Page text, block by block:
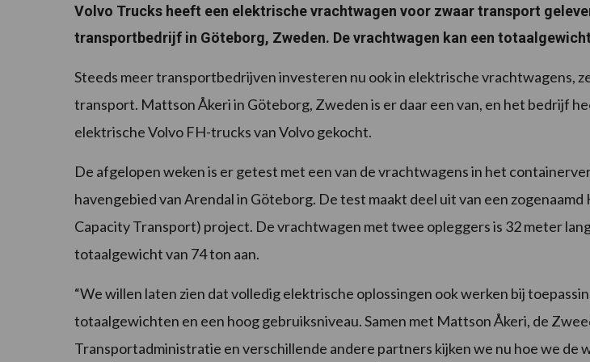
Volvo Trucks heeft een elektrische vrachtwagen voor zwaar transport
transportbedrijf in Göteborg, Zweden. De vrachtwagen kan een
Steeds meer transportbedrijven investeren nu ook in elektrische vrachtwagens,
transport. Mattson Åkeri in Göteborg, Zweden is er daar een van, en het bedrijf
elektrische Volvo FH-trucks van Volvo gekocht.
De afgelopen weken is er getest met een van de vrachtwagens in het
havengebied van Arendal in Göteborg. De test maakt deel uit van een zogenaamd
Capacity Transport) project. De vrachtwagen met twee opleggers is 32 meter
totaalgewicht van 74 ton aan.
“We willen laten zien dat volledig elektrische oplossingen ook werken bij
totaalgewichten en een hoog gebruiksniveau. Samen met Mattson Åkeri, de
Transportadministratie en verschillende andere partners kijken we nu hoe we de